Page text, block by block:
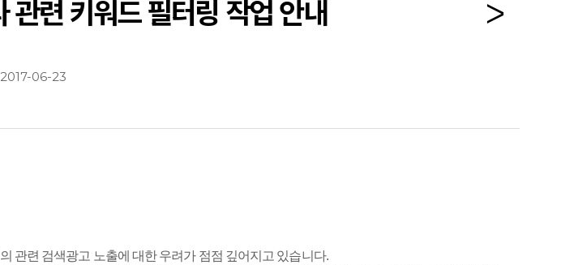
련 키워드 필터링 작업 안내
2017-06-23
관련 검색광고 노출에 대한 우려가 점점 깊어지고 있습니다.